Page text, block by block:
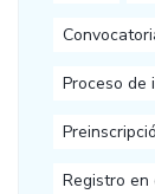
Proceso de
Registro